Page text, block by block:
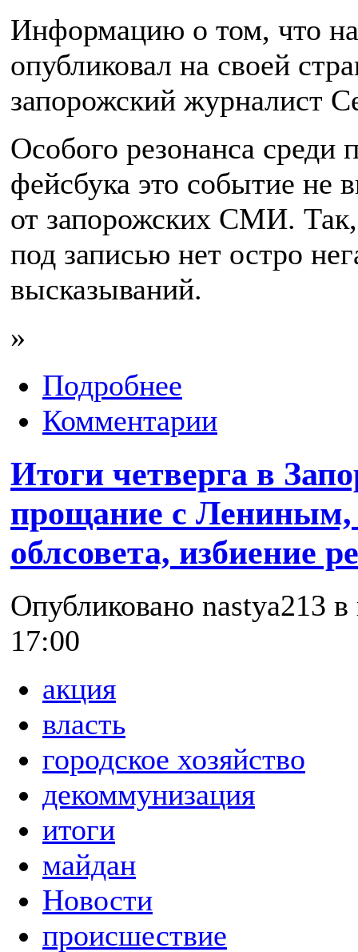
Информацию о том, что
опубликовал на своей
запорожский журналист
Особого резонанса среди
фейсбука это событие не
от запорожских СМИ.
под записью нет остро
высказываний.
»
Подробнее
Комментарии
Итоги четверга в
прощание с Лениным,
облсовета, избиение
Опубликовано nastya213
17:00
акция
власть
городское хозяйство
декоммунизация
итоги
майдан
Новости
происшествие